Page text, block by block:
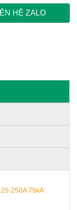
HỆ ZALO
250A 75kA